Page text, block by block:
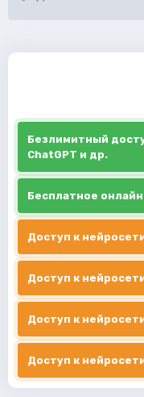
Безлимитный
ChatGPT и др.
Бесплатное
Доступ к
Доступ к
Доступ к
Доступ к